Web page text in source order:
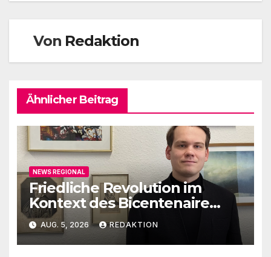
Von Redaktion
Ähnlicher Beitrag
NEWS REGIONAL
Friedliche Revolution im
Kontext des Bicentenaire
1789-1989
AUG. 5, 2026 REDAKTION